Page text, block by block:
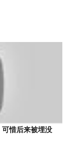
可惜后来被埋没